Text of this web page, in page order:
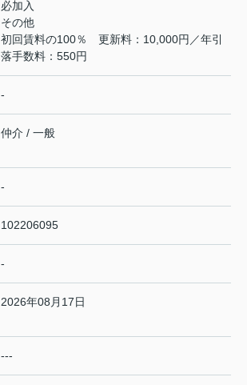
必加入
その他
初回賃料の100％ 更新料：10,000円／年引
落手数料：550円
-
仲介 / 一般
-
102206095
-
2026年08月17日
---